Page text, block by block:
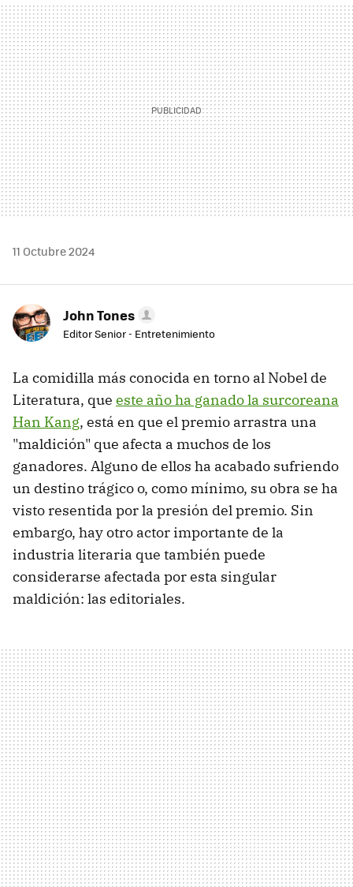
MAIL
11 Octubre 2024
John Tones
Editor Senior - Entretenimiento
La comidilla más conocida en torno al Nobel de
Literatura, que este año ha ganado la surcoreana
Han Kang, está en que el premio arrastra una
"maldición" que afecta a muchos de los
ganadores. Alguno de ellos ha acabado sufriendo
un destino trágico o, como mínimo, su obra se ha
visto resentida por la presión del premio. Sin
embargo, hay otro actor importante de la
industria literaria que también puede
considerarse afectada por esta singular
maldición: las editoriales.